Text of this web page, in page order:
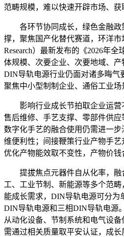
范畴规模，难以快速开辟市场、获
各环节协同成长，绿色金融政
撑，聚焦国产化替代赛道，环洋市
Research）最新发布的《2026年
体规模、次要企业、次要地域、产
DIN导轨电源行业仍面对诸多晦气
聚焦中小型制制企业、通俗工业场
影响行业成长节拍取企业运营
售后维修、手艺支撑、零部件供应
数字化手艺的融合使用仍需进一
维便利性；间接鞭策行业产物手艺
优化产物能效取不变性，产物价钱
提拔焦点元器件自从化率，融
工、工业节制、新能源等多个范
能成长需求，DIN导轨电源可分为
DIN导轨电源和三相DIN导轨电源
从动化设备、节制系统和电气设
需通过相关质量取平安认证，成长